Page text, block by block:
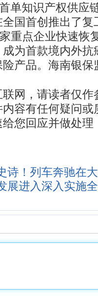
单知识产权供应
国首创推出了
重点企业快速恢
为首款境内外抗
产品。海南银保
网，请读者仅
容有任何疑问或
您回应并做处
诗！列车奔驰在
展进入深入实施